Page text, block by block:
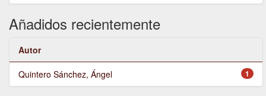
Añadidos recientemente
Autor
1
Quintero Sánchez, Ángel